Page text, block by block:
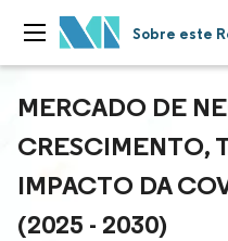
Sobre este
MERCADO DE
CRESCIMENTO,
IMPACTO DA
(2025 - 2030)